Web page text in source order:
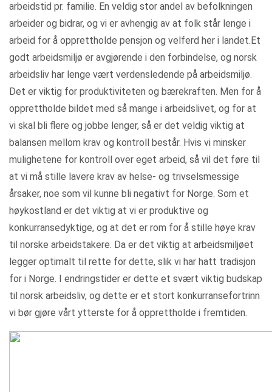
arbeidstid pr. familie. En veldig stor andel av befolkningen
arbeider og bidrar, og vi er avhengig av at folk står lenge i
arbeid for å opprettholde pensjon og velferd her i landet.Et
godt arbeidsmiljø er avgjørende i den forbindelse, og norsk
arbeidsliv har lenge vært verdensledende på arbeidsmiljø.
Det er viktig for produktiviteten og bærekraften. Men for å
opprettholde bildet med så mange i arbeidslivet, og for at
vi skal bli flere og jobbe lenger, så er det veldig viktig at
balansen mellom krav og kontroll består. Hvis vi minsker
mulighetene for kontroll over eget arbeid, så vil det føre til
at vi må stille lavere krav av helse- og trivselsmessige
årsaker, noe som vil kunne bli negativt for Norge. Som et
høykostland er det viktig at vi er produktive og
konkurransedyktige, og at det er rom for å stille høye krav
til norske arbeidstakere. Da er det viktig at arbeidsmiljøet
legger optimalt til rette for dette, slik vi har hatt tradisjon
for i Norge. I endringstider er dette et svært viktig budskap
til norsk arbeidsliv, og dette er et stort konkurransefortrinn
vi bør gjøre vårt ytterste for å opprettholde i fremtiden.